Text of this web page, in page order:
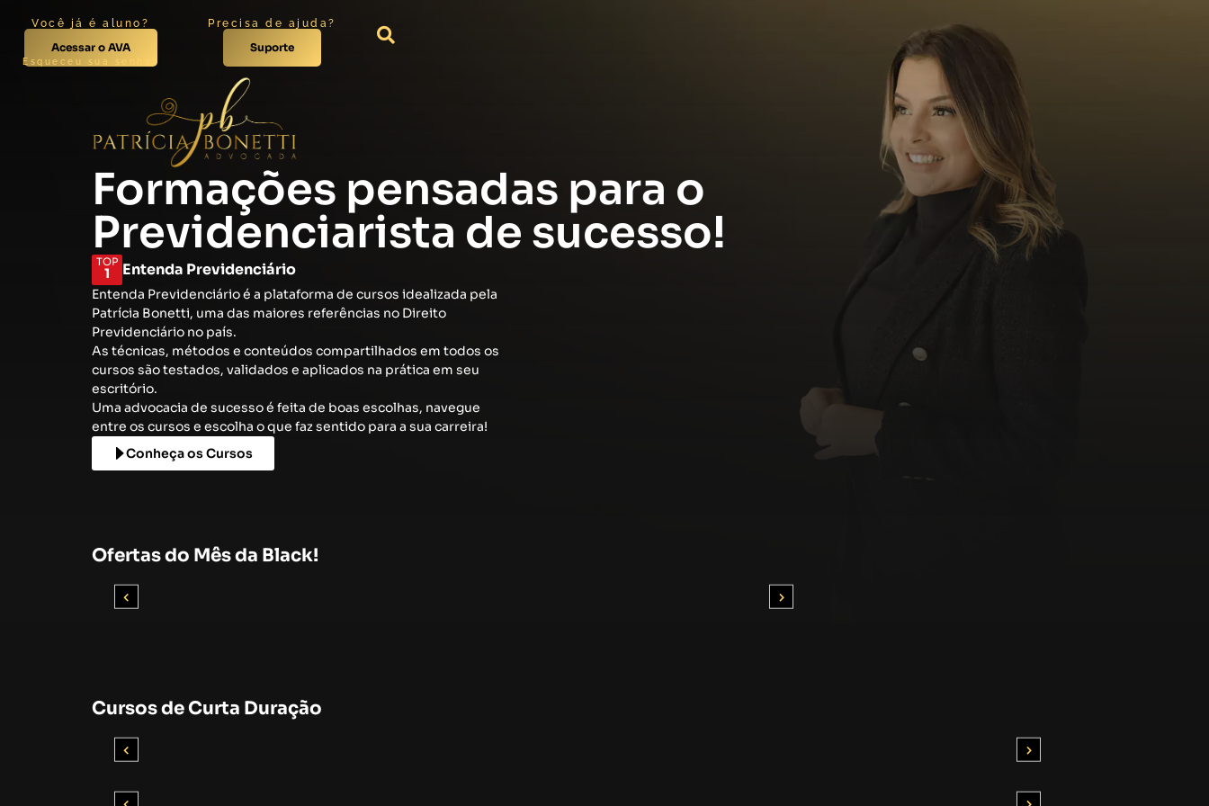
Você já é aluno?
Acessar o AVA
Esqueceu sua senha?
Precisa de ajuda?
Suporte
Formações pensadas para o
Previdenciarista de sucesso!
TOP
1 Entenda Previdenciário
Entenda Previdenciário é a plataforma de cursos idealizada pela
Patrícia Bonetti, uma das maiores referências no Direito
Previdenciário no país.
As técnicas, métodos e conteúdos compartilhados em todos os
cursos são testados, validados e aplicados na prática em seu
escritório.
Uma advocacia de sucesso é feita de boas escolhas, navegue
entre os cursos e escolha o que faz sentido para a sua carreira!
Conheça os Cursos
Ofertas do Mês da Black!
Cursos de Curta Duração